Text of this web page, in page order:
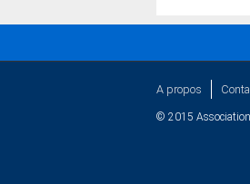
A propos
© 2015